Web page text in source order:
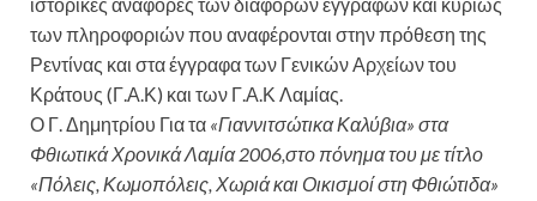
ιστορικές αναφορές των διαφόρων εγγράφων και κυρίως
των πληροφοριών που αναφέρονται στην πρόθεση της
Ρεντίνας και στα έγγραφα των Γενικών Αρχείων του
Κράτους (Γ.Α.Κ) και των Γ.Α.Κ Λαμίας.
Ο Γ. Δημητρίου Για τα «Γιαννιτσώτικα Καλύβια» στα
Φθιωτικά Χρονικά Λαμία 2006,στο πόνημα του με τίτλο
«Πόλεις, Κωμοπόλεις, Χωριά και Οικισμοί στη Φθιώτιδα»